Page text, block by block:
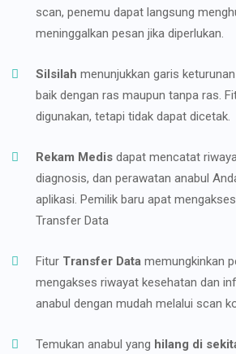
scan, penemu dapat langsung
meninggalkan pesan jika diperlukan.
Silsilah menunjukkan garis
baik dengan ras maupun tanpa ras.
digunakan, tetapi tidak dapat dicetak.
Rekam Medis dapat mencatat
diagnosis, dan perawatan anabul
aplikasi. Pemilik baru apat
Transfer Data
Fitur Transfer Data memungkinkan
mengakses riwayat kesehatan dan
anabul dengan mudah melalui scan
Temukan anabul yang hilang di